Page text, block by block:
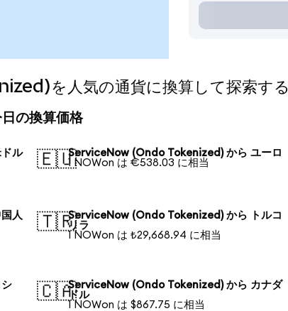
を人気の通貨に換算して探索する
の換算価格
ル
🇪🇺ServiceNow (Ondo Tokenized) から ユーロ
1 NOWon は €538.03 に相当
人
🇹🇷ServiceNow (Ondo Tokenized) から トルコ
リラ
1 NOWon は ₺29,668.94 に相当
🇨🇦ServiceNow (Ondo Tokenized) から カナダ
ドル
1 NOWon は $867.75 に相当